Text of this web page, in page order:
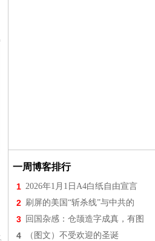
一周博客排行
1 2026年1月1日A4白纸自由宣言
2 刷屏的美国“斩杀线”与中共的
3 回国杂感：仓颉造字成真，有图
4 （图文）不受欢迎的圣诞